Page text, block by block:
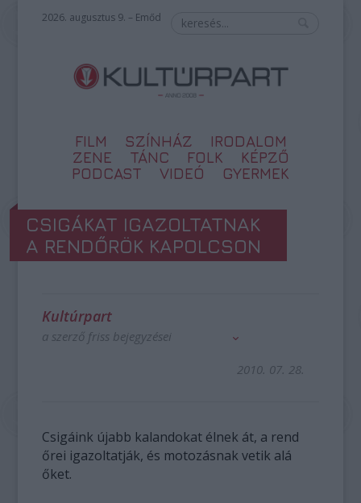
2026. augusztus 9. – Emőd
FILM SZÍNHÁZ
IRODALOM
ZENE
TÁNC FOLK
KÉPZŐ
PODCAST
VIDEÓ GYERMEK
CSIGÁKAT IGAZOLTATNAK
A RENDŐRÖK KAPOLCSON
Kultúrpart
a szerző friss bejegyzései
2010. 07. 28.
Csigáink újabb kalandokat élnek át, a rend
őrei igazoltatják, és motozásnak vetik alá
őket.